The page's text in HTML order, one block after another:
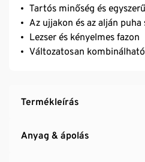
Tartós minőség és
Az ujjakon és az alján puha
Lezser és kényelmes fazon
Változatosan kombinálható
Termékleírás
Anyag & ápolás